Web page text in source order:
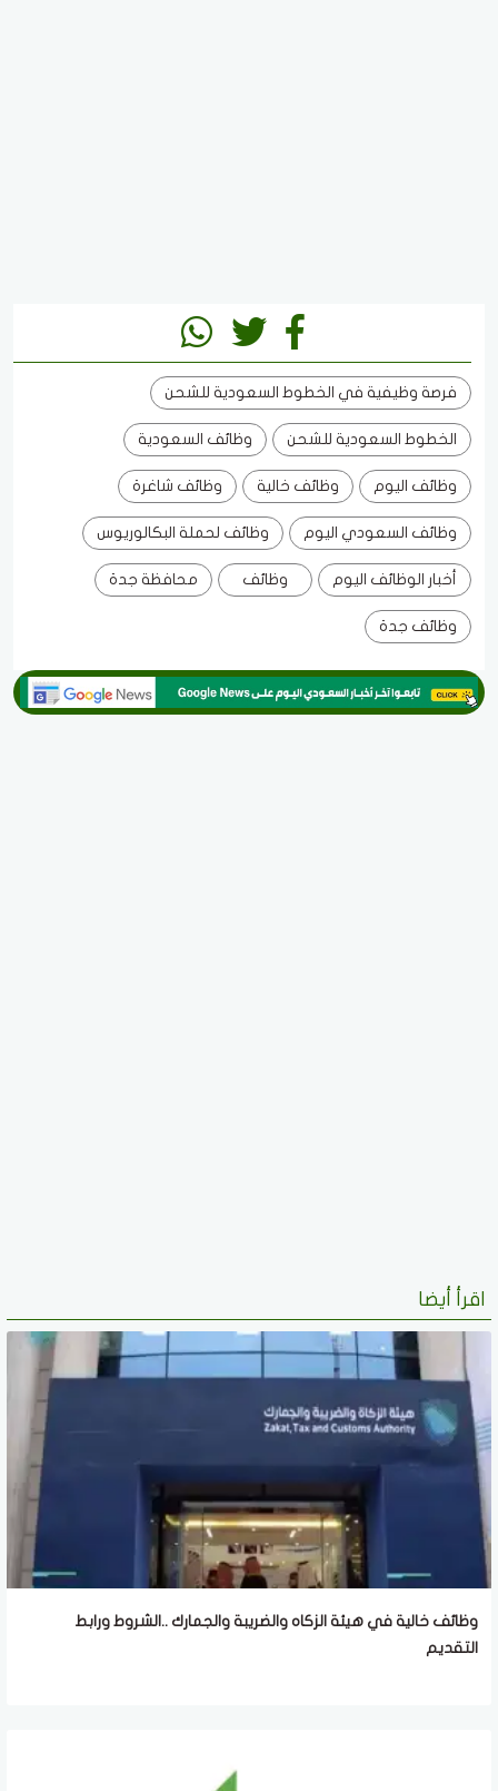
فرصة وظيفية في الخطوط السعودية للشحن
الخطوط السعودية للشحن وظائف السعودية
وظائف اليوم وظائف خالية وظائف شاغرة
وظائف السعودي اليوم وظائف لحملة البكالوريوس
أخبار الوظائف اليوم وظائف محافظة جدة
وظائف جدة
اقرأ أيضا
وظائف خالية في هيئة الزكاه والضريبة والجمارك ..الشروط ورابط
التقديم